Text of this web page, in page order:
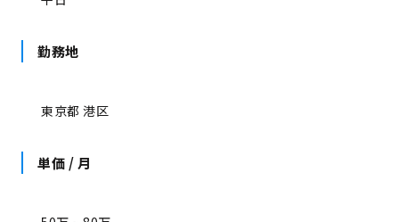
勤務地
東京都 港区
単価 / 月